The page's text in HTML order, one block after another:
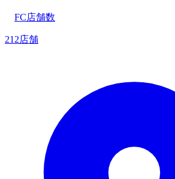
FC店舗数
212店舗